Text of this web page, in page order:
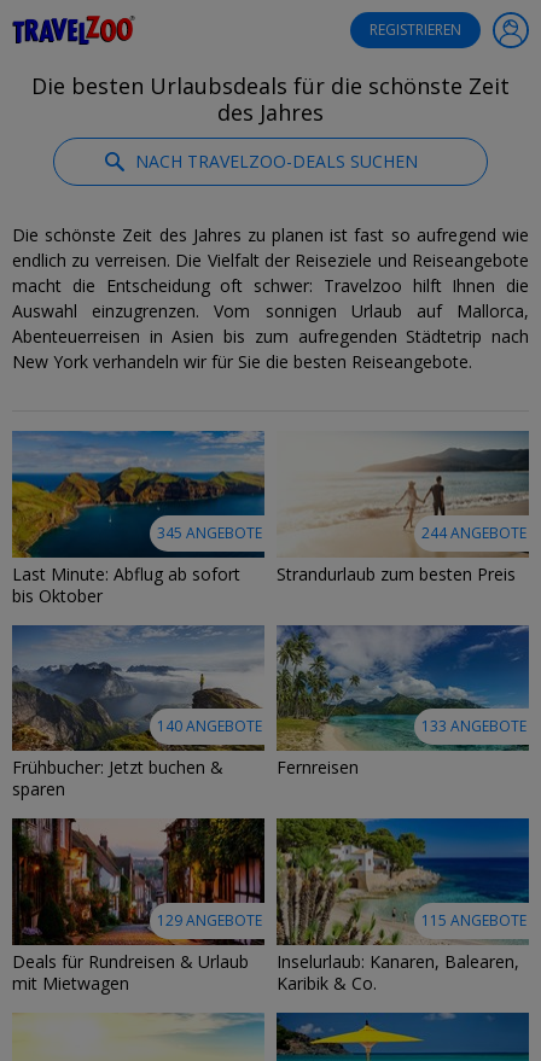
REGISTRIEREN
Die besten Urlaubsdeals für die schönste Zeit
des Jahres
NACH TRAVELZOO-DEALS SUCHEN
Die schönste Zeit des Jahres zu planen ist fast so aufregend wie
endlich zu verreisen. Die Vielfalt der Reiseziele und Reiseangebote
macht die Entscheidung oft schwer: Travelzoo hilft Ihnen die
Auswahl einzugrenzen. Vom sonnigen Urlaub auf Mallorca,
Abenteuerreisen in Asien bis zum aufregenden Städtetrip nach
New York verhandeln wir für Sie die besten Reiseangebote.
345 ANGEBOTE
Last Minute: Abflug ab sofort
bis Oktober
244 ANGEBOTE
Strandurlaub zum besten Preis
140 ANGEBOTE
Frühbucher: Jetzt buchen &
sparen
133 ANGEBOTE
Fernreisen
129 ANGEBOTE
Deals für Rundreisen & Urlaub
mit Mietwagen
115 ANGEBOTE
Inselurlaub: Kanaren, Balearen,
Karibik & Co.